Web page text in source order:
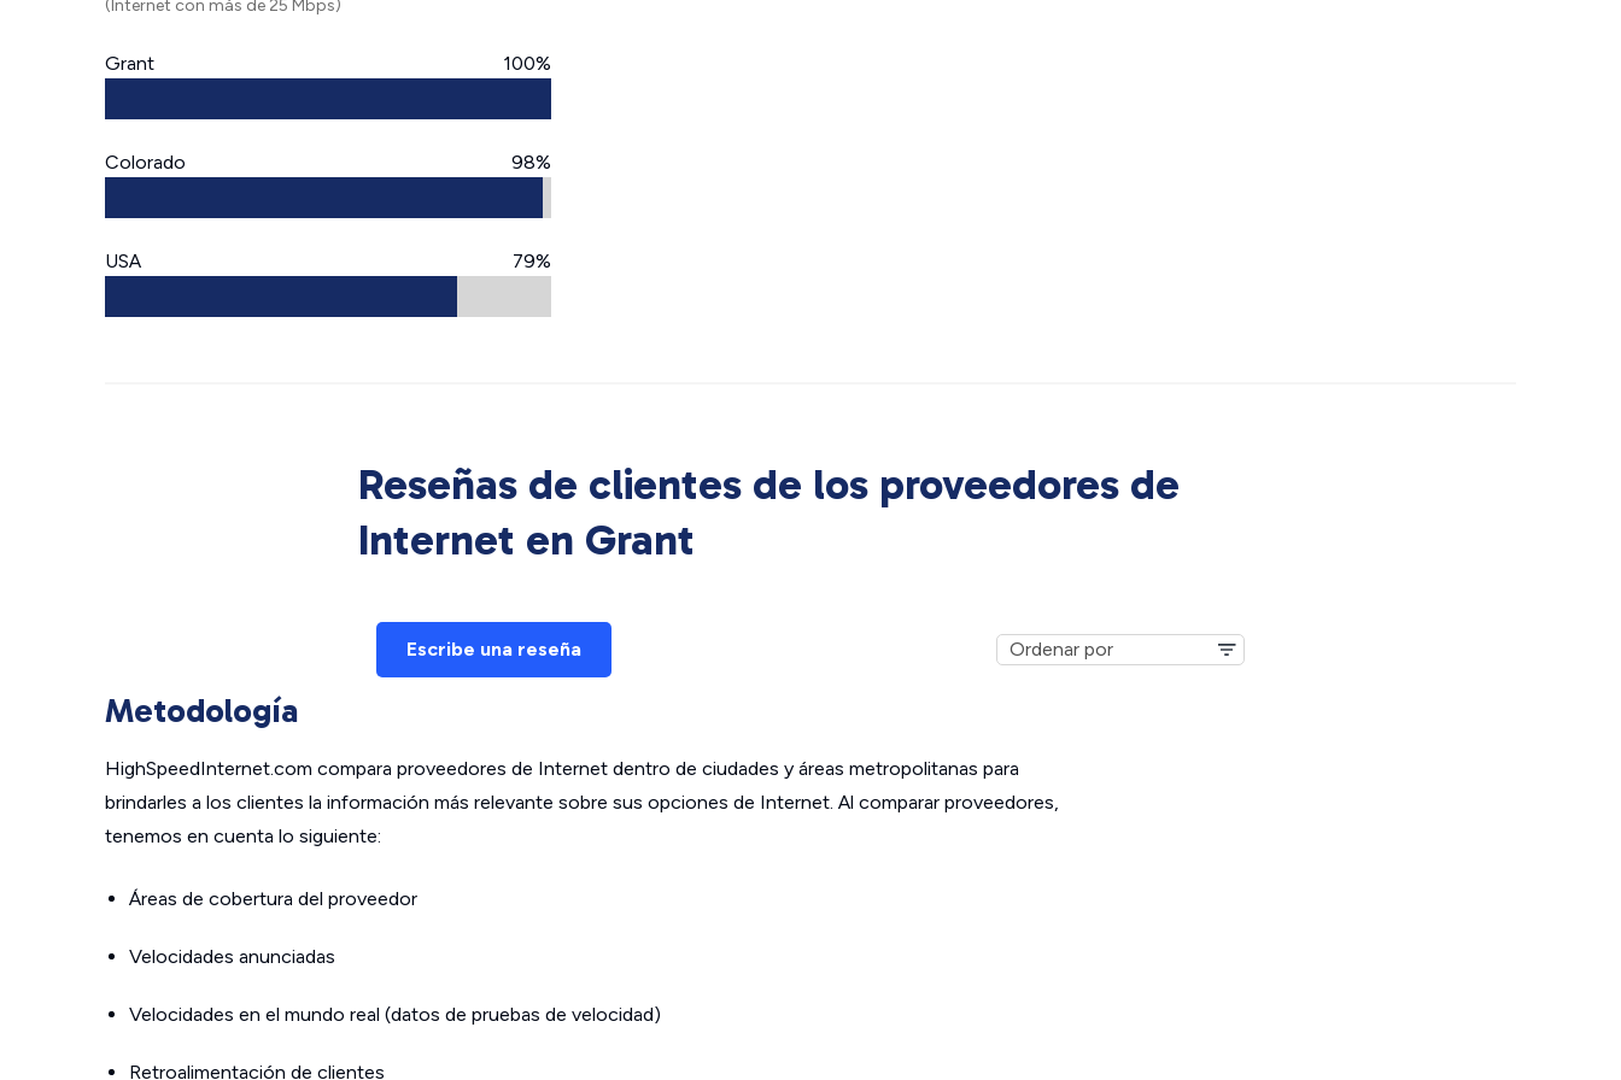
(Internet con más de 25 Mbps)
Grant 100%
Colorado 98%
USA 79%
Reseñas de clientes de los proveedores de
Internet en Grant
Escribe una reseña
Metodología
HighSpeedInternet.com compara proveedores de Internet dentro de ciudades y áreas metropolitanas para
brindarles a los clientes la información más relevante sobre sus opciones de Internet. Al comparar proveedores,
tenemos en cuenta lo siguiente:
Áreas de cobertura del proveedor
Velocidades anunciadas
Velocidades en el mundo real (datos de pruebas de velocidad)
Retroalimentación de clientes